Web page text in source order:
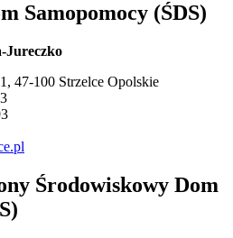
Samopomocy (ŚDS)
Jureczko
47-100 Strzelce Opolskie
Środowiskowy Dom